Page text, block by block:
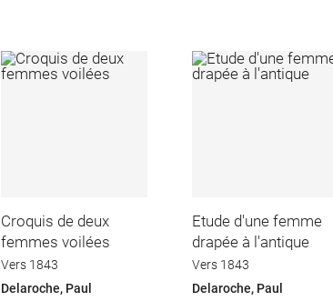
Croquis de deux
femmes voilées
Vers 1843
Delaroche, Paul
Etude d'une femme
drapée à l'antique
Vers 1843
Delaroche, Paul